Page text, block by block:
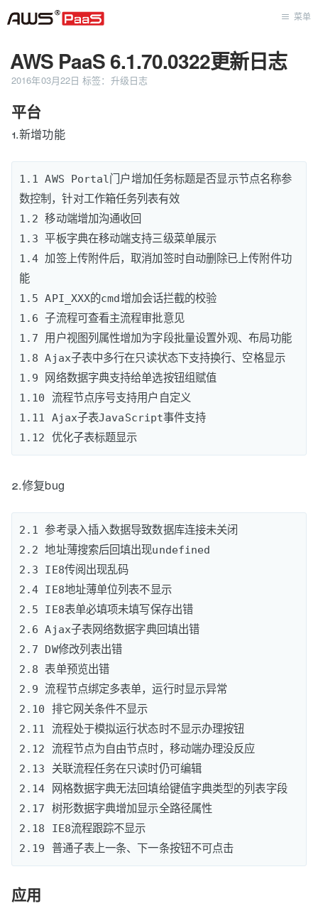
首页
菜单
AWS PaaS 6.1.70.0322更新日志
2016年03月22日 标签： 升级日志
平台
1.新增功能
1.1 AWS Portal门户增加任务标题是否显示节点名称参
数控制，针对工作箱任务列表有效
1.2 移动端增加沟通收回
1.3 平板字典在移动端支持三级菜单展示
1.4 加签上传附件后，取消加签时自动删除已上传附件功
能
1.5 API_XXX的cmd增加会话拦截的校验
1.6 子流程可查看主流程审批意见
1.7 用户视图列属性增加为字段批量设置外观、布局功能
1.8 Ajax子表中多行在只读状态下支持换行、空格显示
1.9 网络数据字典支持给单选按钮组赋值
1.10 流程节点序号支持用户自定义
1.11 Ajax子表JavaScript事件支持
2.修复bug
2.1 参考录入插入数据导致数据库连接未关闭
2.2 地址薄搜索后回填出现undefined
2.3 IE8传阅出现乱码
2.4 IE8地址薄单位列表不显示
2.5 IE8表单必填项未填写保存出错
2.6 Ajax子表网络数据字典回填出错
2.7 DW修改列表出错
2.8 表单预览出错
2.9 流程节点绑定多表单，运行时显示异常
2.10 排它网关条件不显示
2.11 流程处于模拟运行状态时不显示办理按钮
2.12 流程节点为自由节点时，移动端办理没反应
2.13 关联流程任务在只读时仍可编辑
2.14 网格数据字典无法回填给键值字典类型的列表字段
2.17 树形数据字典增加显示全路径属性
2.18 IE8流程跟踪不显示
应用